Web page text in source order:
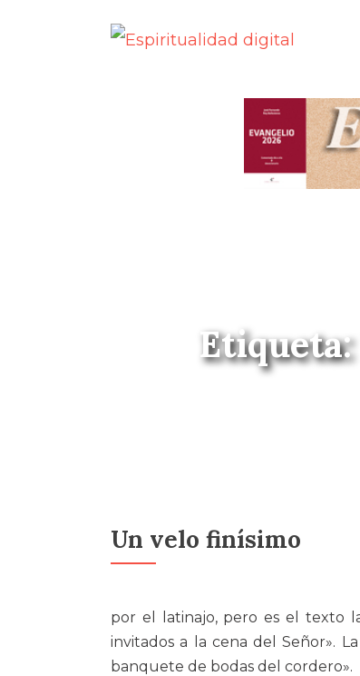
Un velo finísimo
por el latinajo, pero es el texto
invitados a la cena del Señor».
banquete de bodas del cordero».